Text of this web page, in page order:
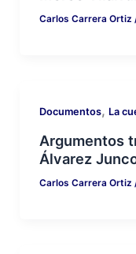
Carlos Carrera Ortiz
Documentos, La
Argumentos
Álvarez
Carlos Carrera Ortiz